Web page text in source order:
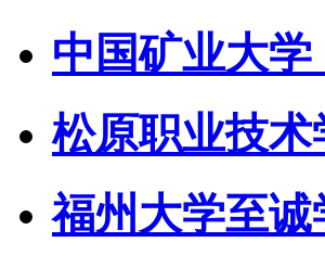
中国矿业大学
松原职业技术
福州大学至诚